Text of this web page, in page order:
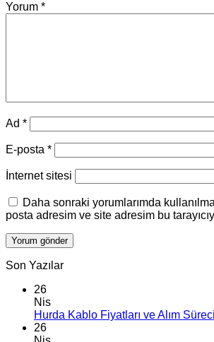
Yorum *
Ad *
E-posta *
İnternet sitesi
Daha sonraki yorumlarımda
posta adresim ve site adresim bu
Son Yazılar
26
Nis
Hurda Kablo Fiyatları ve Alım
26